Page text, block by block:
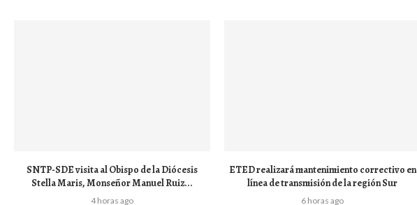
SNTP-SDE visita al Obispo de la Diócesis
Stella Maris, Monseñor Manuel Ruiz...
4 horas ago
ETED realizará mantenimiento correctivo en
línea de transmisión de la región Sur
6 horas ago